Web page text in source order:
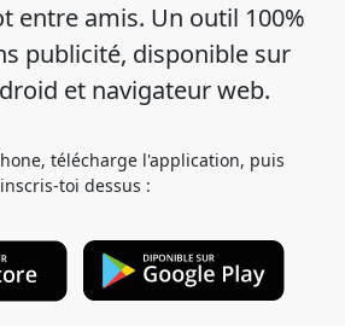
entre amis. Un outil 100%
publicité, disponible sur
et navigateur web.
télécharge l'application, puis
inscris-toi dessus :